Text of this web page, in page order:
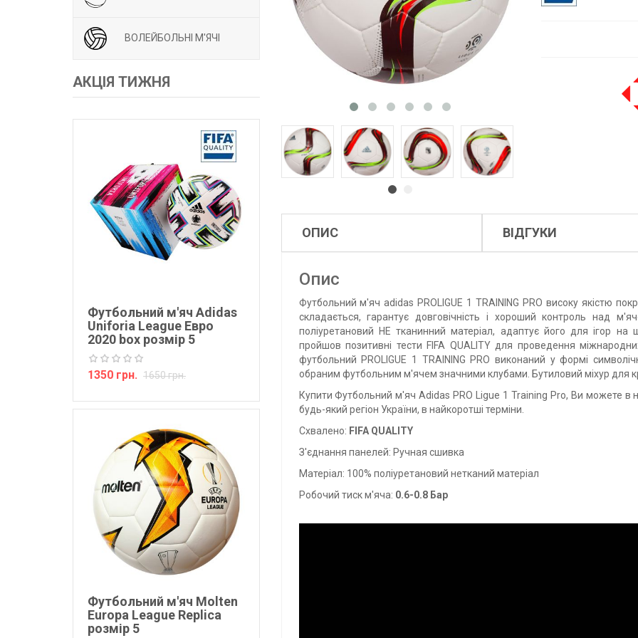
ВОЛЕЙБОЛЬНІ М'ЯЧІ
АКЦІЯ ТИЖНЯ
Футбольний м'яч Adidas
Uniforia League Евро
2020 box розмір 5
1350 грн. 1650 грн.
Футбольний м'яч Molten
Europa League Replica
розмір 5
ОПИС ВІДГУКИ
Опис
Футбольний м'яч adidas PROLIGUE 1 TRAINING PRO високу якістю
складається, гарантує довговічність і хороший контроль над
поліуретановий НЕ тканинний матеріал, адаптує його для ігор
пройшов позитивні тести FIFA QUALITY для проведення
футбольний PROLIGUE 1 TRAINING PRO виконаний у формі
обраним футбольним м'ячем значними клубами. Бутиловий міхур для
Купити Футбольний м'яч Adidas PRO Ligue 1 Training Pro, Ви можете в
будь-який регіон України, в найкоротші терміни.
Схвалено: FIFA QUALITY
З'єднання панелей: Ручная сшивка
Матеріал: 100% поліуретановий нетканий матеріал
Робочий тиск м'яча: 0.6-0.8 Бар